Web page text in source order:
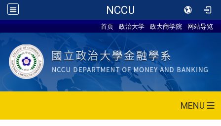
NCCU
首页 政治大学 政大商学院 网站导览
MENU